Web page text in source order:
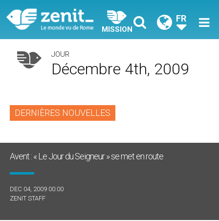
MISSION
FR
JOUR
Décembre 4th, 2009
DERNIÈRES NOUVELLES
Avent : « Le Jour du Seigneur » se met en route
DEC 04, 2009 00:00
ZENIT STAFF